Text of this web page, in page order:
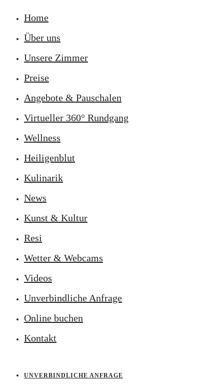
Home
Über uns
Unsere Zimmer
Preise
Angebote & Pauschalen
Virtueller 360° Rundgang
Wellness
Heiligenblut
Kulinarik
News
Kunst & Kultur
Resi
Wetter & Webcams
Videos
Unverbindliche Anfrage
Online buchen
Kontakt
UNVERBINDLICHE ANFRAGE